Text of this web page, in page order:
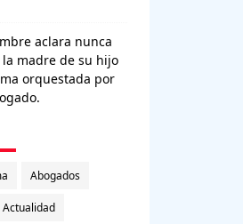
aclara nunca
madre de su hijo
orquestada por
Abogados
Actualidad